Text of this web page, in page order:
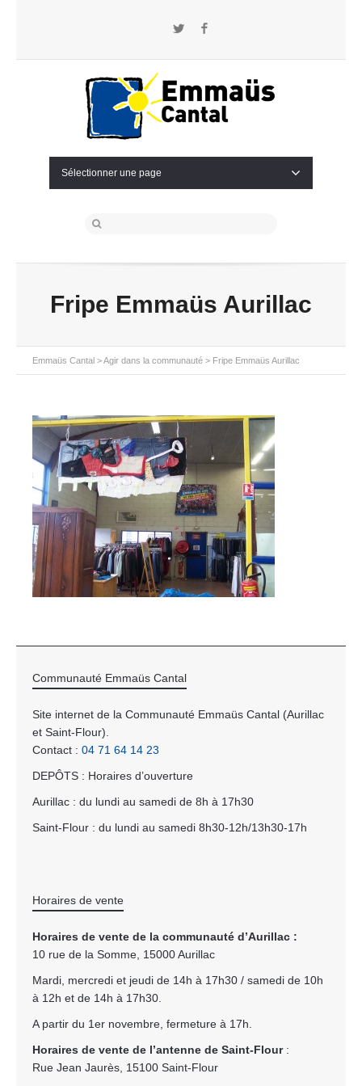
Twitter
Sélectionner une page
Fripe Emmaüs Aurillac
Emmaüs Cantal >Agir dans la communauté > Fripe Emmaüs Aurillac
Communauté Emmaüs Cantal
Site internet de la Communauté Emmaüs Cantal (Aurillac
et Saint-Flour).
Contact : 04 71 64 14 23
DEPÔTS : Horaires d’ouverture
Aurillac : du lundi au samedi de 8h à 17h30
Saint-Flour : du lundi au samedi 8h30-12h/13h30-17h
Horaires de vente
Horaires de vente de la communauté d’Aurillac :
10 rue de la Somme, 15000 Aurillac
Mardi, mercredi et jeudi de 14h à 17h30 / samedi de 10h
à 12h et de 14h à 17h30.
A partir du 1er novembre, fermeture à 17h.
Horaires de vente de l’antenne de Saint-Flour:
Rue Jean Jaurès, 15100 Saint-Flour